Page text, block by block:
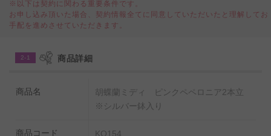
胡蝶蘭は「農林水産大臣賞受賞」経験のある厳選農家か
1ヶ月程度お花をお楽しみ頂けます。
※以下は契約に関わる重要条件です。
お申し込み頂いた場合、契約情報全てに同意していただいたと理解してお
手配を進めさせていただきます。
2-1 商品詳細
商品名
胡蝶蘭ミディ ピンクペペロニア2本立
※シルバー鉢入り
商品コード KO154